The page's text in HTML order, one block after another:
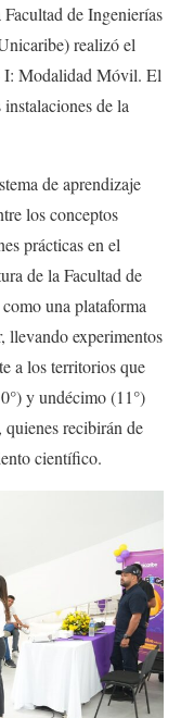
de Ingenierías
realizó el
I: Modalidad Móvil. El
de la
de aprendizaje
los conceptos
prácticas en el
de la Facultad de
una plataforma
llevando experimentos
a los territorios que
y undécimo (11°)
recibirán de
científico.